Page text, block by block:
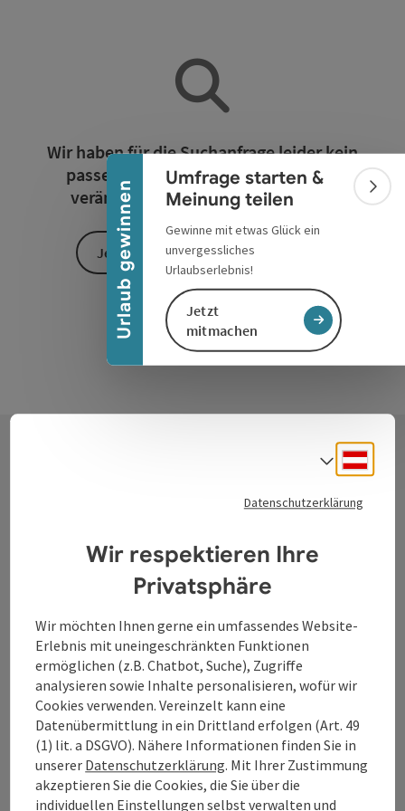
Urlaub gewinnen
Banner einklappen
Umfrage starten &
Meinung teilen
Gewinne mit etwas Glück ein
unvergessliches
Urlaubserlebnis!
Jetzt
mitmachen
Wir haben für die Suchanfrage leider kein
passendes Ergebnis gefunden. Bitte
verändern Sie die Filterfunktionen!
Jetzt alle Filter zurücksetzen
Tourismusverband Donauregion
Oberösterreich
GmbH
Lindengasse 9
4040 Linz
+43 732 7277 - 888
Datenschutzerklärung
Wir respektieren Ihre
Privatsphäre
Wir möchten Ihnen gerne ein umfassendes Website-
Erlebnis mit uneingeschränkten Funktionen
ermöglichen (z.B. Chatbot, Suche), Zugriffe
analysieren sowie Inhalte personalisieren, wofür wir
Cookies verwenden. Vereinzelt kann eine
Datenübermittlung in ein Drittland erfolgen (Art. 49
(1) lit. a DSGVO). Nähere Informationen finden Sie in
unserer Datenschutzerklärung. Mit Ihrer Zustimmung
akzeptieren Sie die Cookies, die Sie über die
individuellen Einstellungen selbst verwalten und